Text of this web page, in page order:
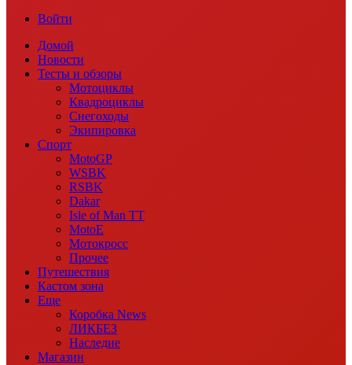
Войти
Домой
Новости
Тесты и обзоры
Мотоциклы
Квадроциклы
Снегоходы
Экипировка
Спорт
MotoGP
WSBK
RSBK
Dakar
Isle of Man TT
MotoE
Мотокросс
Прочее
Путешествия
Кастом зона
Еще
Коробка News
ЛИКБЕЗ
Наследие
Магазин